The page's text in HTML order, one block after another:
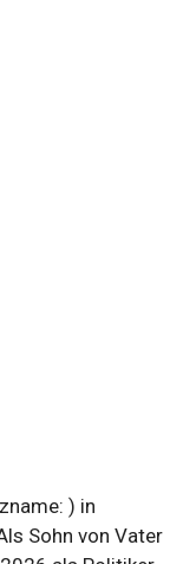
) in
Sohn von Vater